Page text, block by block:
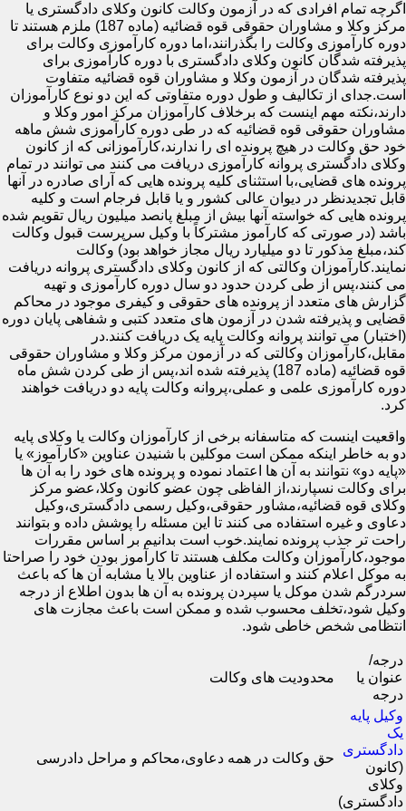
اگرچه تمام افرادی که در آزمون وکالت کانون وکلای دادگستری یا
مرکز وکلا و مشاوران حقوقی قوه قضائیه (ماده 187) ملزم هستند تا
دوره کارآموزی وکالت را بگذرانند،اما دوره کارآموزی وکالت برای
پذیرفته شدگان کانون وکلای دادگستری با دوره کارآموزی برای
پذیرفته شدگان در آزمون وکلا و مشاوران قوه قضائیه متفاوت
است.جدای از تکالیف و طول دوره متفاوتی که این دو نوع کارآموزان
دارند،نکته مهم اینست که برخلاف کارآموزان مرکز امور وکلا و
مشاوران حقوقی قوه قضائیه که در طی دوره کارآموزی شش ماهه
خود حق وکالت در هیچ پرونده ای را ندارند،کارآموزانی که از کانون
وکلای دادگستری پروانه کارآموزی دریافت می کنند می توانند در تمام
پرونده های قضایی،با استثنای کلیه پرونده هایی که آرای صادره در آنها
قابل تجدیدنظر در دیوان عالی کشور و یا قابل فرجام است و کلیه
پرونده هایی که خواسته آنها بیش از مبلغ پانصد میلیون ریال تقویم شده
باشد (در صورتی که کارآموز مشترکاً با وکیل سرپرست قبول وکالت
کند،مبلغ مذکور تا دو میلیارد ریال مجاز خواهد بود) وکالت
نمایند.کارآموزان وکالتی که از کانون وکلای دادگستری پروانه دریافت
می کنند،پس از طی کردن حدود دو سال دوره کارآموزی و تهیه
گزارش های متعدد از پرونده های حقوقی و کیفری موجود در محاکم
قضایی و پذیرفته شدن در آزمون های متعدد کتبی و شفاهی پایان دوره
(اختبار) می توانند پروانه وکالت پایه یک دریافت کنند.در
مقابل،کارآموزان وکالتی که در آزمون مرکز وکلا و مشاوران حقوقی
قوه قضائیه (ماده 187) پذیرفته شده اند،پس از طی کردن شش ماه
دوره کارآموزی علمی و عملی،پروانه وکالت پایه دو دریافت خواهند
کرد.
واقعیت اینست که متاسفانه برخی از کارآموزان وکالت یا وکلای پایه
دو به خاطر اینکه ممکن است موکلین با شنیدن عناوین «کارآموز» یا
«پایه دو» نتوانند به آن ها اعتماد نموده و پرونده های خود را به آن ها
برای وکالت نسپارند،از الفاظی چون عضو کانون وکلا،عضو مرکز
وکلای قوه قضائیه،مشاور حقوقی،وکیل رسمی دادگستری،وکیل
دعاوی و غیره استفاده می کنند تا این مسئله را پوشش داده و بتوانند
راحت تر جذب پرونده نمایند.خوب است بدانیم بر اساس مقررات
موجود،کارآموزان وکالت مکلف هستند تا کارآموز بودن خود را صراحتا
به موکل اعلام کنند و استفاده از عناوین بالا یا مشابه آن ها که باعث
سردرگم شدن موکل یا سپردن پرونده به آن ها بدون اطلاع از درجه
وکیل شود،تخلف محسوب شده و ممکن است باعث مجازت های
انتظامی شخص خاطی شود.
درجه/
عنوان یا
درجه
محدودیت های وکالت
وکیل پایه
یک
دادگستری
(کانون
وکلای
دادگستری)
حق وکالت در همه دعاوی،محاکم و مراحل دادرسی